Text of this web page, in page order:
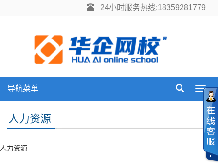
24小时服务热线:18359281779
导航菜单
人力资源
人力资源